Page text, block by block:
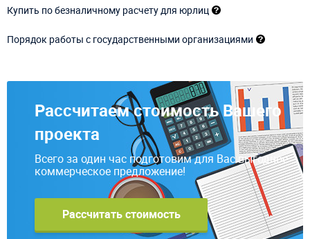
Купить по безналичному расчету для юрлиц
Порядок работы с государственными организациями
Рассчитаем стоимость Вашего
проекта
Всего за один час подготовим для Вас выгодное
коммерческое предложение!
Рассчитать стоимость